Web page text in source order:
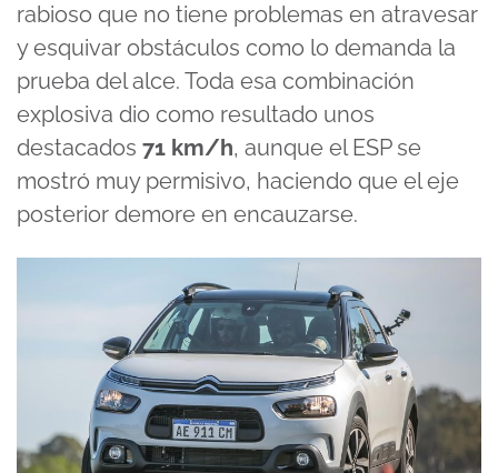
rabioso que no tiene problemas en atravesar
y esquivar obstáculos como lo demanda la
prueba del alce. Toda esa combinación
explosiva dio como resultado unos
destacados 71 km/h, aunque el ESP se
mostró muy permisivo, haciendo que el eje
posterior demore en encauzarse.